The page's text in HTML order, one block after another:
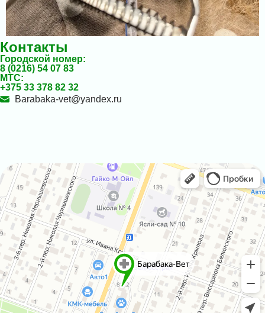
Контакты
Городской номер:
8 (0216) 54 07 83
МТС:
+375 33 378 82 32
Barabaka-vet@yandex.ru